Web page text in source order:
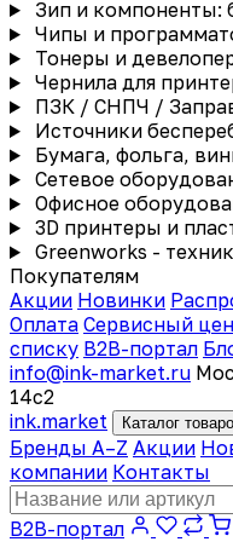
Зип и компоненты:
Чипы и
Тонеры и
Чернила для
ПЗК / СНПЧ /
Источники
Бумага, фольга,
Сетевое
Офисное
3D принтеры и
Greenworks -
Покупателям
Акции Новинки
Оплата Сервисный
списку B2B-портал
info@ink-market.ru
14с2
ink.market Каталог
Бренды A–Z Акции
компании Контакты
B2B-портал